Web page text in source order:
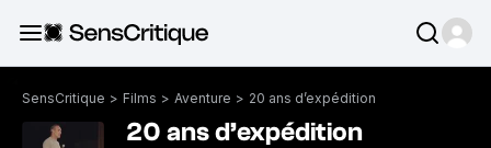
SensCritique > Films > Aventure > 20 ans d’expédition
20 ans d’expédition